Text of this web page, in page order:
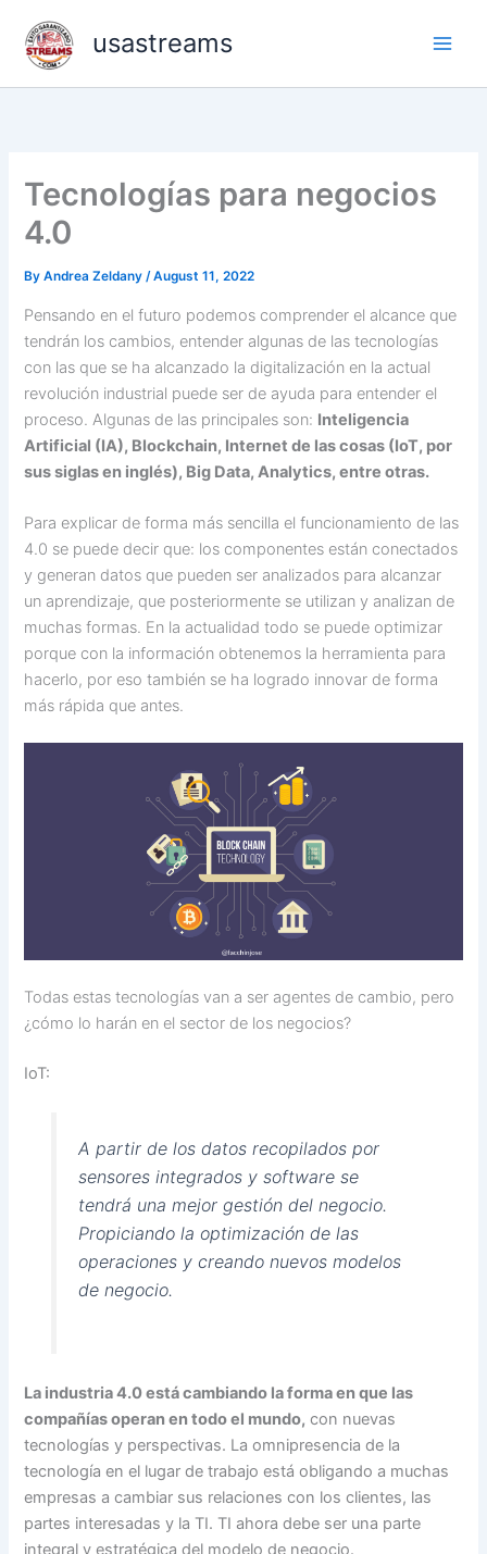
content
usastreams
Tecnologías para negocios
4.0
ByAndrea Zeldany/August 11, 2022
Pensando en el futuro podemos comprender el alcance que
tendrán los cambios, entender algunas de las tecnologías
con las que se ha alcanzado la digitalización en la actual
revolución industrial puede ser de ayuda para entender el
proceso. Algunas de las principales son: Inteligencia
Artificial (IA), Blockchain, Internet de las cosas (IoT, por
sus siglas en inglés), Big Data, Analytics, entre otras.
Para explicar de forma más sencilla el funcionamiento de las
4.0 se puede decir que: los componentes están conectados
y generan datos que pueden ser analizados para alcanzar
un aprendizaje, que posteriormente se utilizan y analizan de
muchas formas. En la actualidad todo se puede optimizar
porque con la información obtenemos la herramienta para
hacerlo, por eso también se ha logrado innovar de forma
más rápida que antes.
Todas estas tecnologías van a ser agentes de cambio, pero
¿cómo lo harán en el sector de los negocios?
IoT:
A partir de los datos recopilados por
sensores integrados y software se
tendrá una mejor gestión del negocio.
Propiciando la optimización de las
operaciones y creando nuevos modelos
de negocio.
La industria 4.0 está cambiando la forma en que las
compañías operan en todo el mundo, con nuevas
tecnologías y perspectivas. La omnipresencia de la
tecnología en el lugar de trabajo está obligando a muchas
empresas a cambiar sus relaciones con los clientes, las
partes interesadas y la TI. TI ahora debe ser una parte
integral y estratégica del modelo de negocio.